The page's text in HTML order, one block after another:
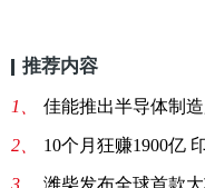
推荐内容
1、 佳能推出半导体制
2、 10个月狂赚1900亿
3、 潍柴发布全球首款大功率